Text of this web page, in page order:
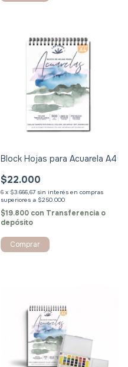
Block Hojas para Acuarela A4
$22.000
6 x $3.666,67 sin interés
$19.800 con Transferencia o
depósito